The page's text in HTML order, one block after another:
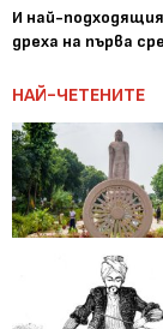
И най-
дреха на първа
НАЙ-ЧЕТЕНИТЕ